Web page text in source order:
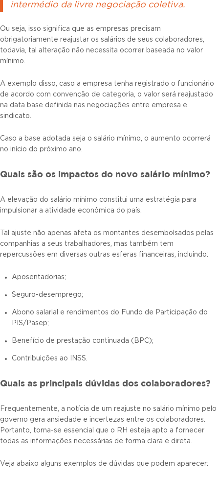
intermédio da livre negociação coletiva.
Ou seja, isso significa que as empresas precisam
obrigatoriamente reajustar os salários de seus colaboradores,
todavia, tal alteração não necessita ocorrer baseada no valor
mínimo.
A exemplo disso, caso a empresa tenha registrado o funcionário
de acordo com convenção de categoria, o valor será reajustado
na data base definida nas negociações entre empresa e
sindicato.
Caso a base adotada seja o salário mínimo, o aumento ocorrerá
no início do próximo ano.
Quais são os impactos do novo salário mínimo?
A elevação do salário mínimo constitui uma estratégia para
impulsionar a atividade econômica do país.
Tal ajuste não apenas afeta os montantes desembolsados pelas
companhias a seus trabalhadores, mas também tem
repercussões em diversas outras esferas financeiras, incluindo:
Aposentadorias;
Seguro-desemprego;
Abono salarial e rendimentos do Fundo de Participação do
PIS/Pasep;
Benefício de prestação continuada (BPC);
Contribuições ao INSS.
Quais as principais dúvidas dos colaboradores?
Frequentemente, a notícia de um reajuste no salário mínimo pelo
governo gera ansiedade e incertezas entre os colaboradores.
Portanto, torna-se essencial que o RH esteja apto a fornecer
todas as informações necessárias de forma clara e direta.
Veja abaixo alguns exemplos de dúvidas que podem aparecer: